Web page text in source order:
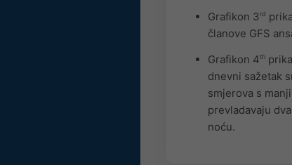
Grafikon 3rd
članove GFS
Grafikon 4th
dnevni sažetak
smjerova s
prevladavaju
noću.